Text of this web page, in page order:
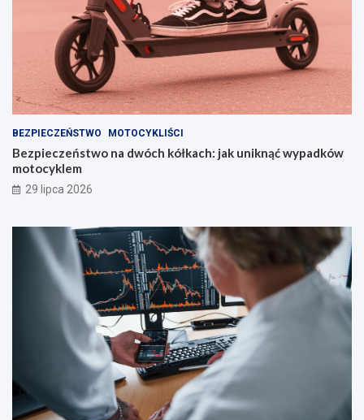
BEZPIECZEŃSTWO MOTOCYKLIŚCI
Bezpieczeństwo na dwóch kółkach: jak uniknąć wypadków
motocyklem
29 lipca 2026